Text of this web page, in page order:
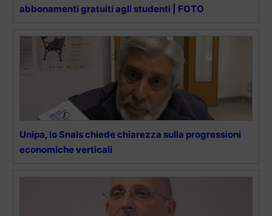
abbonamenti gratuiti agli studenti | FOTO
Unipa, lo Snals chiede chiarezza sulla progressioni
economiche verticali